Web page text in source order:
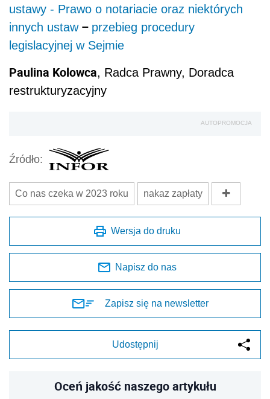
ustawy - Prawo o notariacie oraz niektórych
innych ustaw– przebieg procedury
legislacyjnej w Sejmie
Paulina Kolowca, Radca Prawny, Doradca
restrukturyzacyjny
AUTOPROMOCJA
Źródło:
Co nas czeka w 2023 roku nakaz zapłaty
Wersja do druku
Napisz do nas
Zapisz się na newsletter
Udostępnij
Oceń jakość naszego artykułu